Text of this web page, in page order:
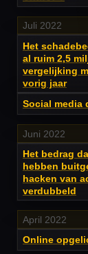
Juli 2022
Het
al ruim 2,5
vergelijking
vorig jaar
Social media
Juni 2022
Het bedrag
hebben
hacken van
verdubbeld
April 2022
Online